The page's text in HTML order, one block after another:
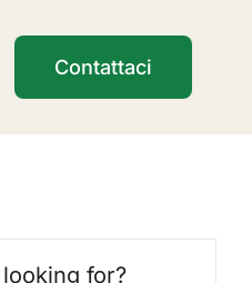
Contattaci